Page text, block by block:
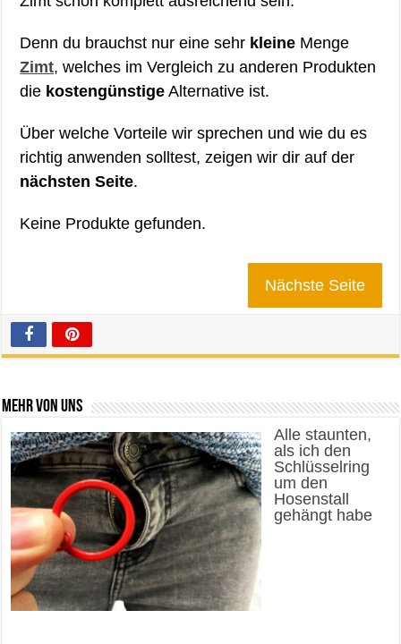
Denn du brauchst nur eine sehr kleine Menge
Zimt, welches im Vergleich zu anderen Produkten
die kostengünstige Alternative ist.
Über welche Vorteile wir sprechen und wie du es
richtig anwenden solltest, zeigen wir dir auf der
nächsten Seite.
Keine Produkte gefunden.
Nächste Seite
Mehr von uns
Alle staunten,
als ich den
Schlüsselring
um den
Hosenstall
gehängt habe